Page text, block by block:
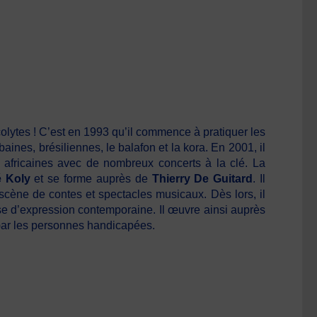
! C’est en 1993 qu’il commence à pratiquer les
brésiliennes, le balafon et la kora. En 2001, il
avec de nombreux concerts à la clé. La
Kolyet se forme auprès de Thierry De Guitard . Il
de contes et spectacles musicaux. Dès lors, il
d’expression contemporaine. Il œuvre ainsi auprès
les personnes handicapées.